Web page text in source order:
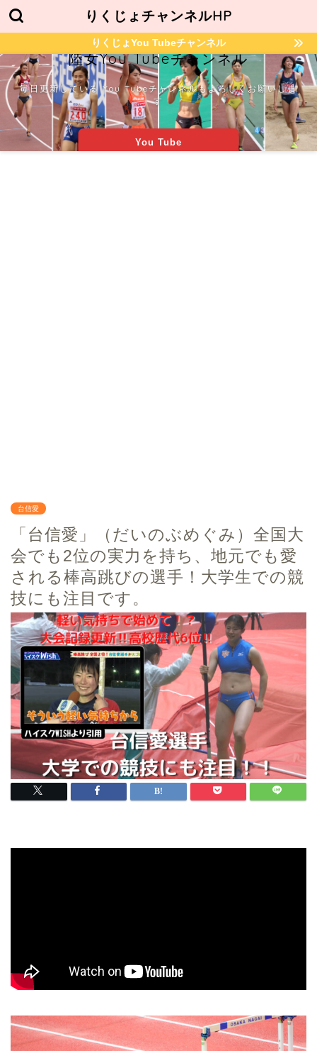
りくじょチャンネルHP
りくじょYou Tubeチャンネル
陸女You Tubeチャンネル
毎日更新している You Tubeチャンネルもよろしくお願いしま
す
You Tube
台信愛
「台信愛」（だいのぶめぐみ）全国大
会でも2位の実力を持ち、地元でも愛
される棒高跳びの選手！大学生での競
技にも注目です。